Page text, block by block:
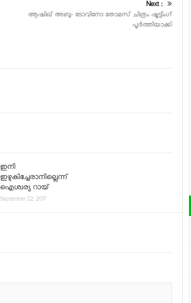
Next :
ആഷിഖ് അബു- ടോവിനോ തോമസ് ചിത്രം ഷൂട്ടിംഗ്
പൂര്‍ത്തിയാക്കി
ഇനി
ഇഴുകിച്ചേരാനില്ലെന്ന്
ഐശ്വര്യ റായ്
September 22, 2017